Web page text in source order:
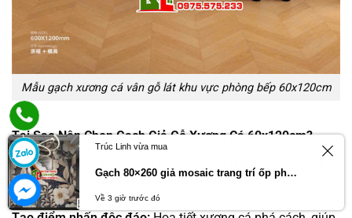
Mẫu gạch xương cá vân gỗ lát khu vực phòng bếp 60x120cm
Tại Sao Nên Chọn Gạch Giả Gỗ Xương Cá 60x120cm?
Lựa chọn gạch giả gỗ xương cá là một quyết định thông
minh, mang lại nhiều lợi ích:
Trúc Linh vừa mua
Gạch 80×260 giả mosaic trang trí ốp phòng khách
Về 3 giờ trước đó